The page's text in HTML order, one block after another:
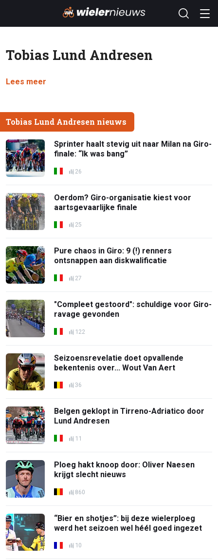
Tobias Lund Andresen
Lees meer
Tobias Lund Andresen nieuws
Sprinter haalt stevig uit naar Milan na Giro-
finale: “Ik was bang”
26
Oerdom? Giro-organisatie kiest voor
aartsgevaarlijke finale
25
Pure chaos in Giro: 9 (!) renners
ontsnappen aan diskwalificatie
27
"Compleet gestoord": schuldige voor Giro-
ravage gevonden
122
Seizoensrevelatie doet opvallende
bekentenis over... Wout Van Aert
36
Belgen geklopt in Tirreno-Adriatico door
Lund Andresen
11
Ploeg hakt knoop door: Oliver Naesen
krijgt slecht nieuws
860
“Bier en shotjes”: bij deze wielerploeg
werd het seizoen wel héél goed ingezet
10